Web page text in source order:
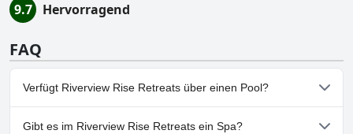
9.7 Hervorragend
FAQ
Verfügt Riverview Rise Retreats über einen Pool?
Nein, Riverview Rise Retreats hat keinen Pool.
Gibt es im Riverview Rise Retreats ein Spa?